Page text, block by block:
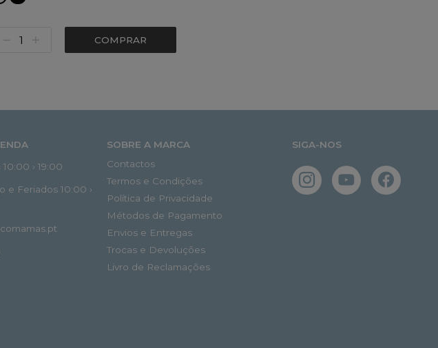
COMPRAR
› 19:00
e Feriados 10:00 ›
SOBRE A MARCA
Contactos
Termos e Condições
Política de Privacidade
Métodos de Pagamento
Envios e Entregas
Trocas e Devoluções
Livro de Reclamações
SIGA-NOS